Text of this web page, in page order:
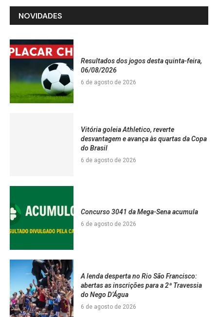
NOVIDADES
Resultados dos jogos desta quinta-feira,
06/08/2026
6 de agosto de 2026
Vitória goleia Athletico, reverte
desvantagem e avança às quartas da Copa
do Brasil
6 de agosto de 2026
Concurso 3041 da Mega-Sena acumula
6 de agosto de 2026
A lenda desperta no Rio São Francisco:
abertas as inscrições para a 2ª Travessia
do Nego D’Água
6 de agosto de 2026